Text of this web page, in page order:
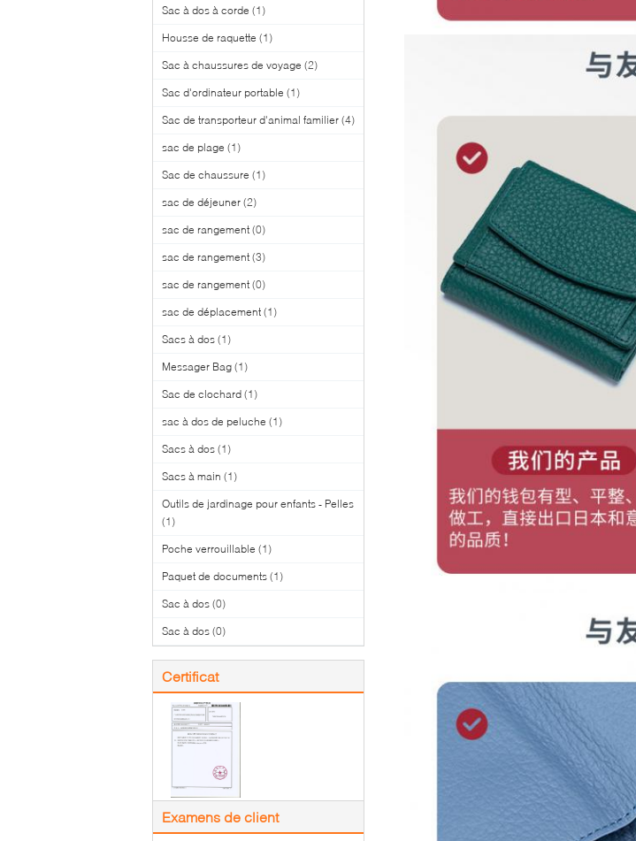
Sac à dos à corde (1)
Housse de raquette (1)
Sac à chaussures de voyage (2)
Sac d'ordinateur portable (1)
Sac de transporteur d'animal familier (4)
sac de plage (1)
Sac de chaussure (1)
sac de déjeuner (2)
sac de rangement (0)
sac de rangement (3)
sac de rangement (0)
sac de déplacement (1)
Sacs à dos (1)
Messager Bag (1)
Sac de clochard (1)
sac à dos de peluche (1)
Sacs à dos (1)
Sacs à main (1)
Outils de jardinage pour enfants - Pelles
(1)
Poche verrouillable (1)
Paquet de documents (1)
Sac à dos (0)
Sac à dos (0)
Certificat
Examens de client